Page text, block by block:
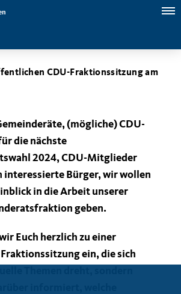
CDU-Fraktionssitzung am
(mögliche) CDU-
die nächste
2024, CDU-Mitglieder
interessierte Bürger, wir wollen
in die Arbeit unserer
geben.
Euch herzlich zu einer
ein, die sich